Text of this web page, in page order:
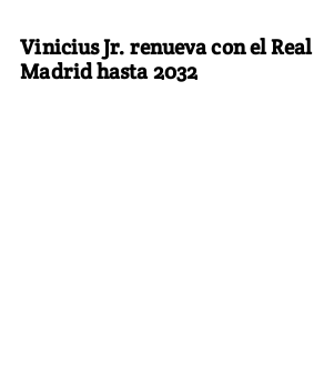
Vinicius Jr. renueva con el Real
Madrid hasta 2032